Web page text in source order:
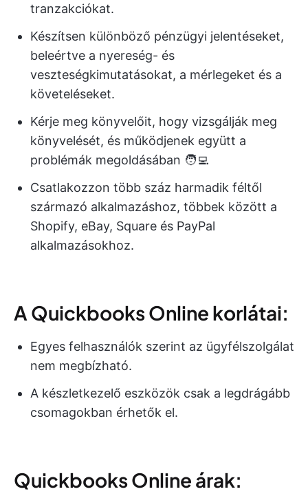
tranzakciókat.
Készítsen különböző pénzügyi jelentéseket,
beleértve a nyereség- és
veszteségkimutatásokat, a mérlegeket és a
követeléseket.
Kérje meg könyvelőit, hogy vizsgálják meg
könyvelését, és működjenek együtt a
problémák megoldásában 🧑‍💻
Csatlakozzon több száz harmadik féltől
származó alkalmazáshoz, többek között a
Shopify, eBay, Square és PayPal
alkalmazásokhoz.
A Quickbooks Online korlátai:
Egyes felhasználók szerint az ügyfélszolgálat
nem megbízható.
A készletkezelő eszközök csak a legdrágább
csomagokban érhetők el.
Quickbooks Online árak: